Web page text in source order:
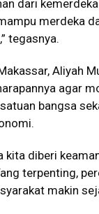
dari
merdeka
tegasnya.
Aliyah
agar
bangsa
kita diberi
terpenting,
makin